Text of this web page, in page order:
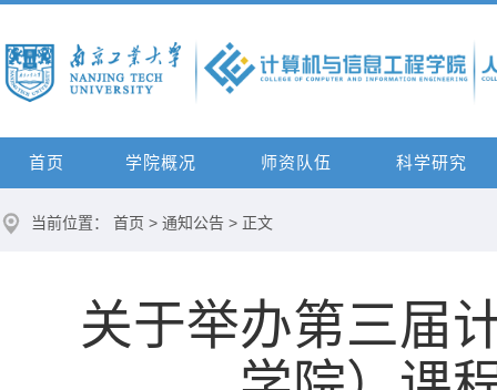
首页 学院概况 师资队伍 科学研究
当前位置： 首页 > 通知公告 > 正文
关于举办第三届